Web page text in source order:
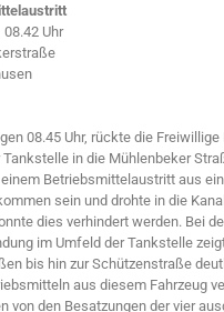
Uhr
08.45 Uhr, rückte die Freiwillige
Tankstelle in die Mühlenbeker
Betriebsmittelaustritt aus
sein und drohte in die
dies verhindert werden. Bei
im Umfeld der Tankstelle
bis hin zur Schützenstraße
aus diesem Fahrzeug
von den Besatzungen der vier